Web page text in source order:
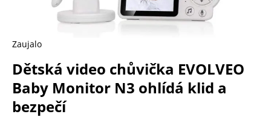
Zaujalo
Dětská video chůvička EVOLVEO
Baby Monitor N3 ohlídá klid a
bezpečí